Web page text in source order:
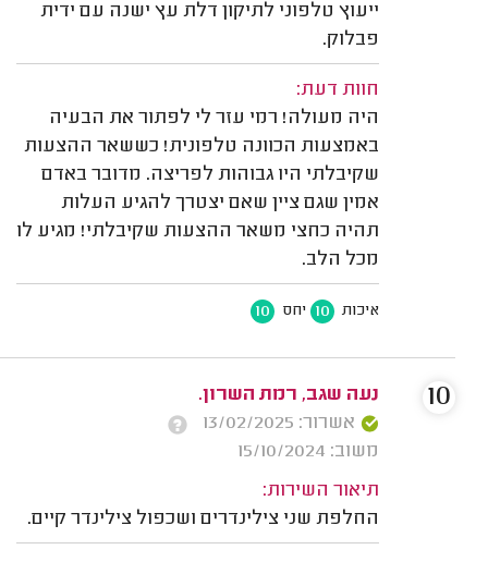
ייעוץ טלפוני לתיקון דלת עץ ישנה עם ידית
פבלוק.
חוות דעת:
היה מעולה! רמי עזר לי לפתור את הבעיה
באמצעות הכוונה טלפונית! כששאר ההצעות
שקיבלתי היו גבוהות לפריצה. מדובר באדם
אמין שגם ציין שאם יצטרך להגיע העלות
תהיה כחצי משאר ההצעות שקיבלתי! מגיע לו
מכל הלב.
איכות 10 יחס 10
נעה שגב, רמת השרון.
אשרור: 13/02/2025
משוב: 15/10/2024
תיאור השירות:
החלפת שני צילינדרים ושכפול צילינדר קיים.
10